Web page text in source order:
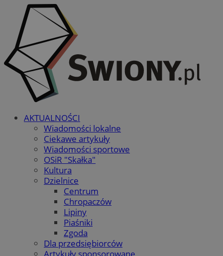
AKTUALNOŚCI
Wiadomości lokalne
Ciekawe artykuły
Wiadomości sportowe
OSiR "Skałka"
Kultura
Dzielnice
Centrum
Chropaczów
Lipiny
Piaśniki
Zgoda
Dla przedsiębiorców